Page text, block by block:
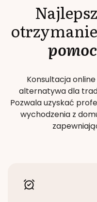
otrzymanie
Konsultacja
alternatywa dla
Pozwala uzyskać
wychodzenia z